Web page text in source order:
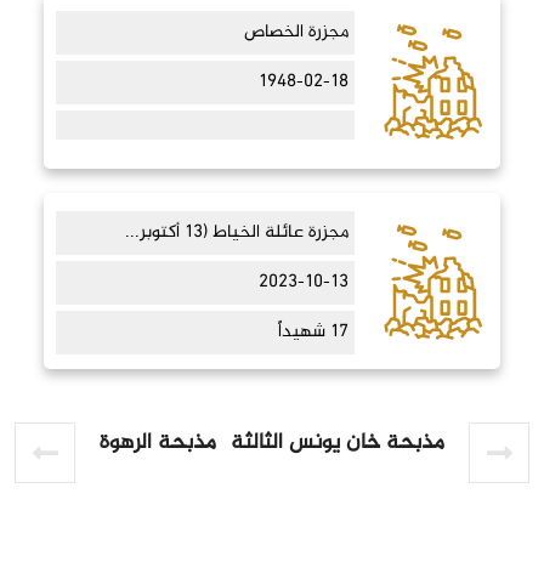
مجزرة الخصاص
1948-02-18
مجزرة عائلة الخياط (13 أكتوبر...
2023-10-13
17 شهيداً
مذبحة خان يونس الثالثة مذبحة الرهوة